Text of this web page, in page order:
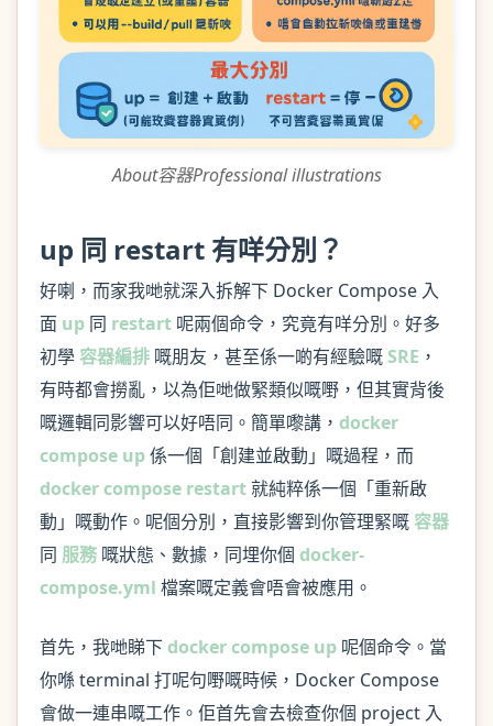
About容器Professional illustrations
up 同 restart 有咩分別？
好喇，而家我哋就深入拆解下 Docker Compose 入
面 up 同 restart 呢兩個命令，究竟有咩分別。好多
初學容器編排 嘅朋友，甚至係一啲有經驗嘅 SRE ，
有時都會撈亂，以為佢哋做緊類似嘅嘢，但其實背後
嘅邏輯同影響可以好唔同。簡單嚟講， docker
compose up係一個「創建並啟動」嘅過程，而
docker compose restart就純粹係一個「重新啟
動」嘅動作。呢個分別，直接影響到你管理緊嘅容器
同 服務 嘅狀態、數據，同埋你個 docker-
compose.yml 檔案嘅定義會唔會被應用。
首先，我哋睇下docker compose up 呢個命令。當
你喺 terminal 打呢句嘢嘅時候，Docker Compose
會做一連串嘅工作。佢首先會去檢查你個 project 入